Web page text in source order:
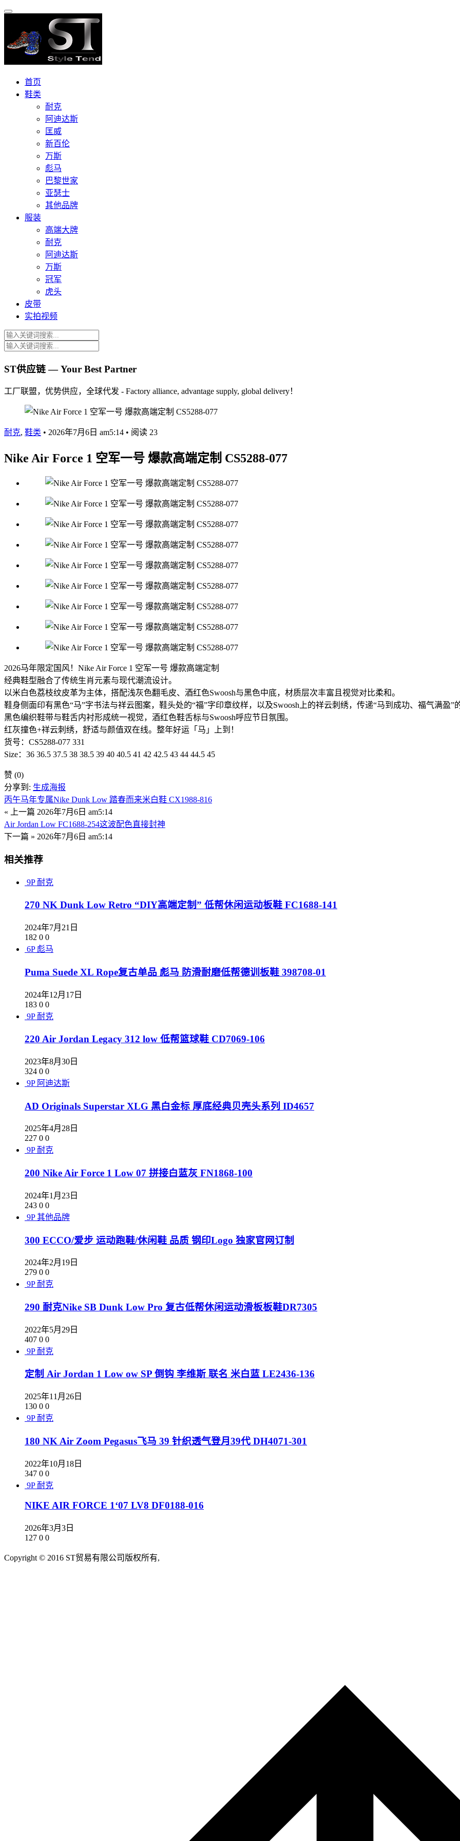
首页
鞋类
耐克
阿迪达斯
匡威
新百伦
万斯
彪马
巴黎世家
亚瑟士
其他品牌
服装
高端大牌
耐克
阿迪达斯
万斯
冠军
虎头
皮带
实拍视频
ST供应链 — Your Best Partner
工厂联盟，优势供应，全球代发 - Factory alliance, advantage supply, global delivery！
耐克, 鞋类 • 2026年7月6日 am5:14 • 阅读 23
Nike Air Force 1 空军一号 爆款高端定制 CS5288-077
2026马年限定国风！Nike Air Force 1 空军一号 爆款高端定制
经典鞋型融合了传统生肖元素与现代潮流设计。
以米白色荔枝纹皮革为主体，搭配浅灰色翻毛皮、酒红色Swoosh与黑色中底，材质层次丰富且视觉对比柔和。
鞋身侧面印有黑色“马”字书法与祥云图案，鞋头处的“福”字印章纹样，以及Swoosh上的祥云刺绣，传递“马到成功、福气满盈”
黑色编织鞋带与鞋舌内衬形成统一视觉，酒红色鞋舌标与Swoosh呼应节日氛围。
红灰撞色+祥云刺绣，舒适与颜值双在线。整年好运「马」上到！
货号：CS5288-077 331
Size：36 36.5 37.5 38 38.5 39 40 40.5 41 42 42.5 43 44 44.5 45
赞 (0)
分享到: 生成海报
丙午马年专属Nike Dunk Low 踏春而来米白鞋 CX1988-816
« 上一篇 2026年7月6日 am5:14
Air Jordan Low FC1688-254这波配色直接封神
下一篇 » 2026年7月6日 am5:14
相关推荐
9P 耐克
270 NK Dunk Low Retro “DIY高端定制” 低帮休闲运动板鞋 FC1688-141
2024年7月21日
182 0 0
6P 彪马
Puma Suede XL Rope复古单品 彪马 防滑耐磨低帮德训板鞋 398708-01
2024年12月17日
183 0 0
9P 耐克
220 Air Jordan Legacy 312 low 低帮篮球鞋 CD7069-106
2023年8月30日
324 0 0
9P 阿迪达斯
AD Originals Superstar XLG 黑白金标 厚底经典贝壳头系列 ID4657
2025年4月28日
227 0 0
9P 耐克
200 Nike Air Force 1 Low 07 拼接白蓝灰 FN1868-100
2024年1月23日
243 0 0
9P 其他品牌
300 ECCO/爱步 运动跑鞋/休闲鞋 品质 钢印Logo 独家官网订制
2024年2月19日
279 0 0
9P 耐克
290 耐克Nike SB Dunk Low Pro 复古低帮休闲运动滑板板鞋DR7305
2022年5月29日
407 0 0
9P 耐克
定制 Air Jordan 1 Low ow SP 倒钩 李维斯 联名 米白蓝 LE2436-136
2025年11月26日
130 0 0
9P 耐克
180 NK Air Zoom Pegasus飞马 39 针织透气登月39代 DH4071-301
2022年10月18日
347 0 0
9P 耐克
NIKE AIR FORCE 1‘07 LV8 DF0188-016
2026年3月3日
127 0 0
Copyright © 2016 ST贸易有限公司版权所有,